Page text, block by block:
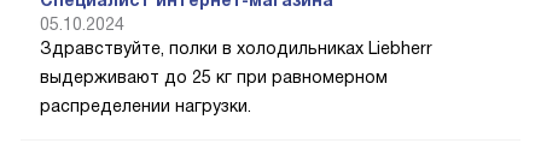
05.10.2024
Здравствуйте, полки в холодильниках Liebherr
выдерживают до 25 кг при равномерном
распределении нагрузки.